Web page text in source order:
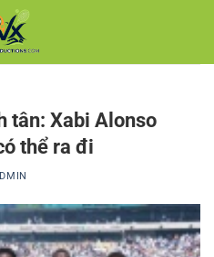
tân: Xabi Alonso
thể ra đi